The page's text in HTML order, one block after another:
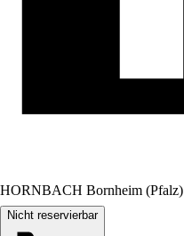
HORNBACH Bornheim (Pfalz)
Nicht reservierbar